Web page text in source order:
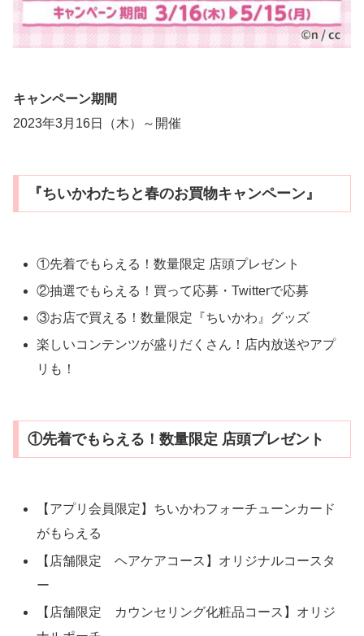
キャンペーン期間
2023年3月16日（木）～開催
『ちいかわたちと春のお買物キャンペーン』
①先着でもらえる！数量限定 店頭プレゼント
②抽選でもらえる！買って応募・Twitterで応募
③お店で買える！数量限定『ちいかわ』グッズ
楽しいコンテンツが盛りだくさん！店内放送やアプ
リも！
①先着でもらえる！数量限定 店頭プレゼント
【アプリ会員限定】ちいかわフォーチューンカード
がもらえる
【店舗限定 ヘアケアコース】オリジナルコースタ
ー
【店舗限定 カウンセリング化粧品コース】オリジ